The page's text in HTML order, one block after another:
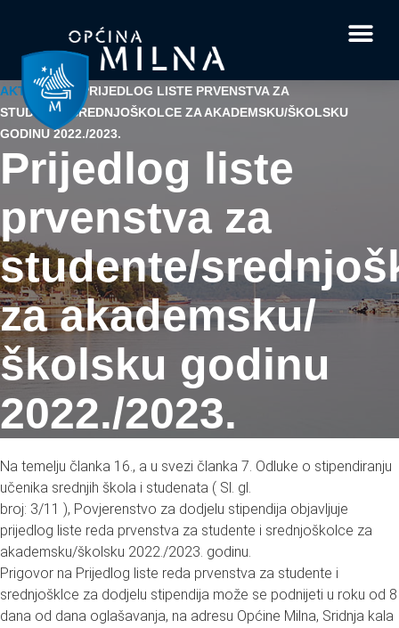
AKTUALNO/
PRIJEDLOG LISTE PRVENSTVA ZA
STUDENTE/SREDNJOŠKOLCE ZA AKADEMSKU/ŠKOLSKU
GODINU 2022./2023.
Prijedlog liste
prvenstva za
studente/
za akademsku/
školsku godinu
2022./2023.
Na temelju članka 16., a u svezi članka 7. Odluke o stipendiranju
učenika srednjih škola i studenata ( Sl. gl.
broj: 3/11 ), Povjerenstvo za dodjelu stipendija objavljuje
prijedlog liste reda prvenstva za studente i srednjoškolce za
akademsku/školsku 2022./2023. godinu.
Prigovor na Prijedlog liste reda prvenstva za studente i
srednjošklce za dodjelu stipendija može se podnijeti u roku od 8
dana od dana oglašavanja, na adresu Općine Milna, Sridnja kala